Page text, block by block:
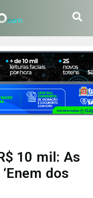
10 mil: As
dos